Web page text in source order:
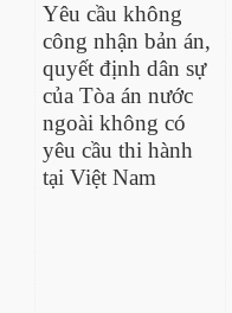
Yêu cầu không
công nhận bản án,
quyết định dân sự
của Tòa án nước
ngoài không có
yêu cầu thi hành
tại Việt Nam